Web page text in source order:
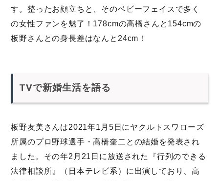
す。整ったお顔立ちと、そのベビーフェイスで多く
の女性ファンを魅了！178cmの高橋さんと154cmの
板野さんとの身長差はなんと24cm！
TVで新婚生活を語る
板野友美さんは2021年1月5日にヤクルトスワローズ
所属のプロ野球選手・高橋奎二との結婚を発表され
ました。その年2月21日に放送された『行列のできる
法律相談所』（日本テレビ系）に出演しており、高